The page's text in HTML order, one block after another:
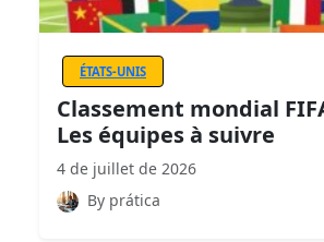
ÉTATS-UNIS
Classement mondial
Les équipes à suivre
4 de juillet de 2026
By prática